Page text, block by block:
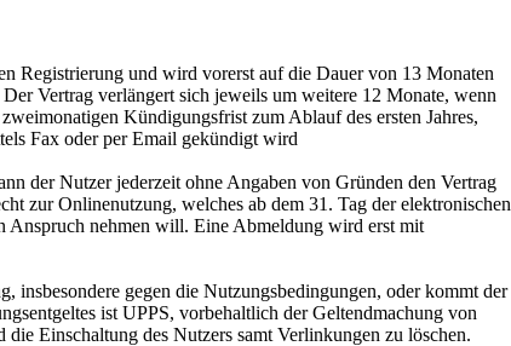
Registrierung und wird vorerst auf die Dauer von 13 Monaten
Vertrag verlängert sich jeweils um weitere 12 Monate, wenn
Kündigungsfrist zum Ablauf des ersten Jahres,
Fax oder per Email gekündigt wird
der Nutzer jederzeit ohne Angaben von Gründen den Vertrag
zur Onlinenutzung, welches ab dem 31. Tag der elektronischen
Anspruch nehmen will. Eine Abmeldung wird erst mit
insbesondere gegen die Nutzungsbedingungen, oder kommt der
ist UPPS, vorbehaltlich der Geltendmachung von
Einschaltung des Nutzers samt Verlinkungen zu löschen.